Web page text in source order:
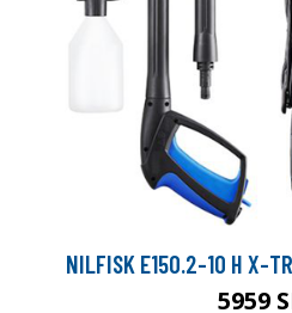
NILFISK E150.2-10 H X-
5959